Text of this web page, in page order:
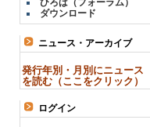
ひろば（フォーラム）
ダウンロード
ニュース・アーカイブ
発行年別・月別にニュース
を読む（ここをクリック）
ログイン